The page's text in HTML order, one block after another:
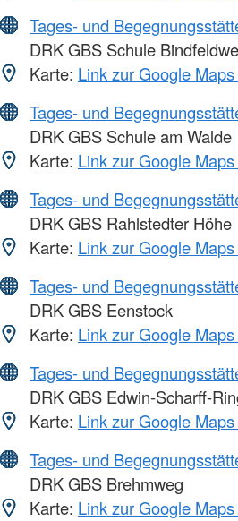
Tages- und
DRK GBS Schule
Karte: Link zur Google
Tages- und
DRK GBS Schule am Walde
Karte: Link zur Google
Tages- und
DRK GBS Rahlstedter Höhe
Karte: Link zur Google
Tages- und
DRK GBS Eenstock
Karte: Link zur Google
Tages- und
DRK GBS Edwin-Scharff-
Karte: Link zur Google
Tages- und
DRK GBS Brehmweg
Karte: Link zur Google